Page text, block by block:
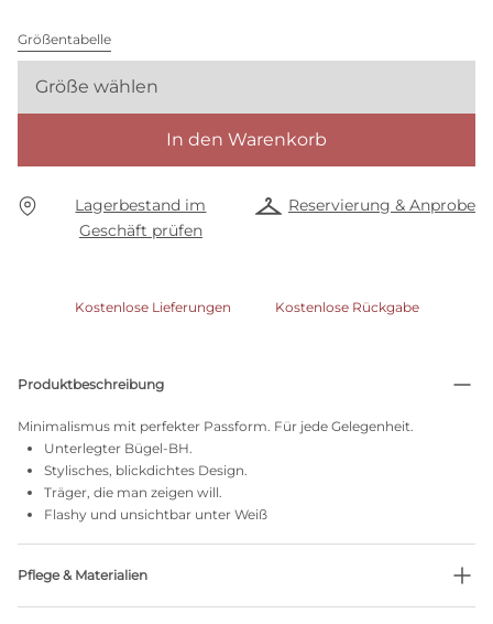
Größentabelle
Größe wählen
In den Warenkorb
Lagerbestand im
Geschäft prüfen
Reservierung & Anprobe
Kostenlose Lieferungen Kostenlose Rückgabe
Produktbeschreibung
Minimalismus mit perfekter Passform. Für jede Gelegenheit.
Unterlegter Bügel-BH.
Stylisches, blickdichtes Design.
Träger, die man zeigen will.
Flashy und unsichtbar unter Weiß
Pflege & Materialien